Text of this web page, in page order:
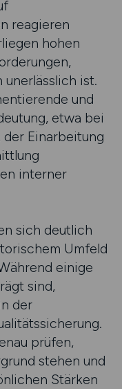
reagieren
hohen
ist.
und
etwa bei
Einarbeitung
interner
sich deutlich
Umfeld
einige
sind,
der
prüfen,
stehen und
Stärken